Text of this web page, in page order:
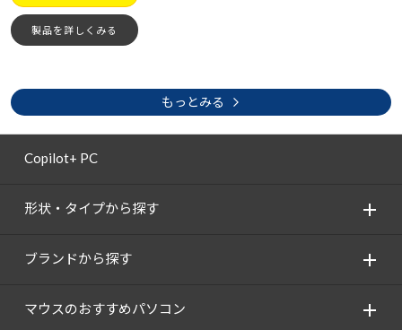
製品を詳しくみる
もっとみる
Copilot+ PC
形状・タイプから探す
ブランドから探す
マウスのおすすめパソコン